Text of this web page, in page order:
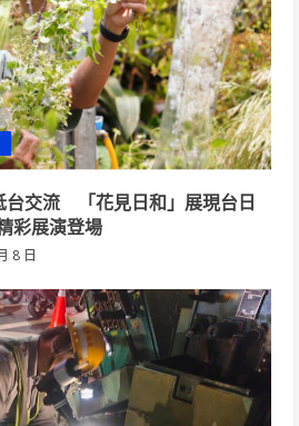
台交流 「花見日和」展現台日
彩展演登場
8 日